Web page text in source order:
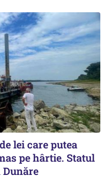
lei care putea
pe hârtie. Statul